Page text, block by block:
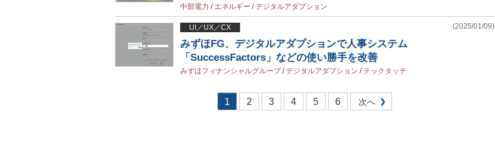
中部電力 / エネルギー /デジタルアダプション
UI／UX／CX (2025/01/09)
みずほFG、デジタルアダプションで人事システム
「SuccessFactors」などの使い勝手を改善
みずほフィナンシャルグループ/デジタルアダプション / テックタッチ
1 2 3 4 5 6 次へ